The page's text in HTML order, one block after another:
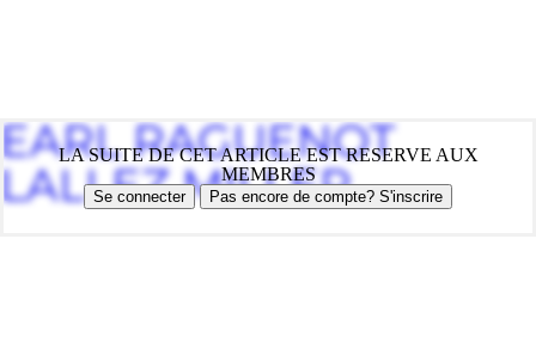
LA SUITE DE CET ARTICLE EST RESERVE AUX
MEMBRES
Se connecter Pas encore de compte? S'inscrire
EARL RAGUENOT
LALLEZ MILLER